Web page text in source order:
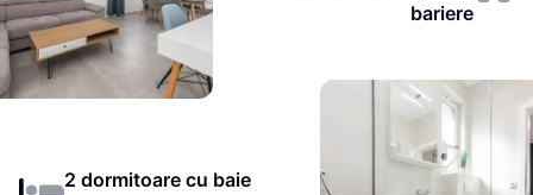
bariere
2 dormitoare cu baie